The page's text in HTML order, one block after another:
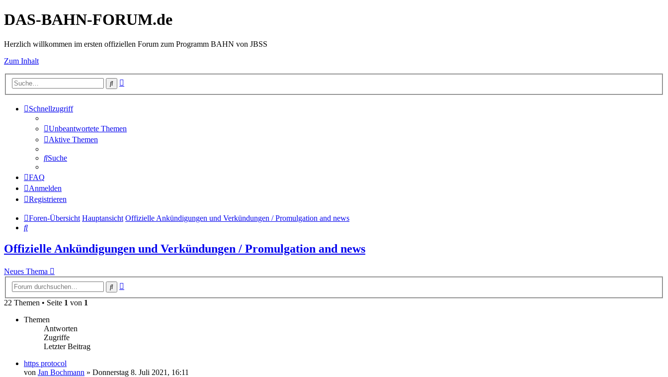
DAS-BAHN-FORUM.de
Herzlich willkommen im ersten offiziellen Forum zum Programm BAHN von JBSS
Zum Inhalt
Suche
Schnellzugriff
Unbeantwortete Themen
Aktive Themen
Suche
FAQ
Anmelden
Registrieren
Foren-Übersicht Hauptansicht Offizielle Ankündigungen und Verkündungen / Promulgation and news
Suche
Offizielle Ankündigungen und Verkündungen / Promulgation and news
Neues Thema
Suche
22 Themen • Seite 1 von 1
Themen
Antworten
Zugriffe
Letzter Beitrag
https protocol
von Jan Bochmann » Donnerstag 8. Juli 2021, 16:11